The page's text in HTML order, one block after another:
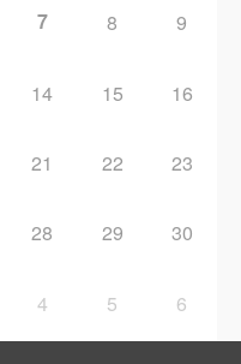
7 8 9
14 15 16
21 22 23
28 29 30
4 5 6